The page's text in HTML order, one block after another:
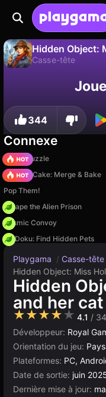
Hidden Object:
Casse-tête
344
Connexe
Arrow Puzzle
Piece of Cake: Merge & Bake
Pop Them!
Escape the Alien Prison
Cosmic Convoy
PetDoku: Find Hidden Pets
Playgama / Casse-tête
Hidden Object: Miss
Hidden
and her cat
★★★★★ 4.1 /
Développeur: Royal
Orientation du jeu:
Plateformes: PC,
Date de sortie: juin
Dernière mise à jour: